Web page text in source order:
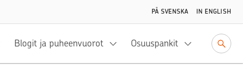
PÅ SVENSKA IN ENGLISH
Blogit ja puheenvuorot Osuuspankit